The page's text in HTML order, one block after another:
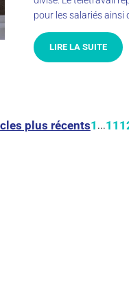
pour les salariés ainsi
LIRE LA SUITE
plus récents1 ...11